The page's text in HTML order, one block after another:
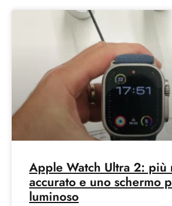
Apple Watch Ultra 2: più
accurato e uno schermo
luminoso